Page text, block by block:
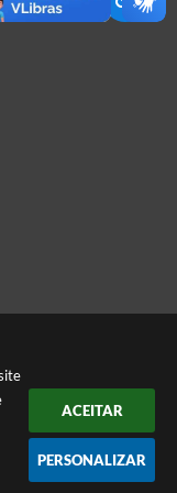
ACEITAR
PERSONALIZAR